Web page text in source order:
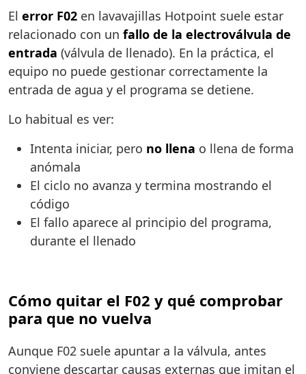
El error F02 en lavavajillas Hotpoint suele estar
relacionado con un fallo de la electroválvula de
entrada (válvula de llenado). En la práctica, el
equipo no puede gestionar correctamente la
entrada de agua y el programa se detiene.
Lo habitual es ver:
Intenta iniciar, pero no llena o llena de forma
anómala
El ciclo no avanza y termina mostrando el
código
El fallo aparece al principio del programa,
durante el llenado
Cómo quitar el F02 y qué comprobar
para que no vuelva
Aunque F02 suele apuntar a la válvula, antes
conviene descartar causas externas que imitan el